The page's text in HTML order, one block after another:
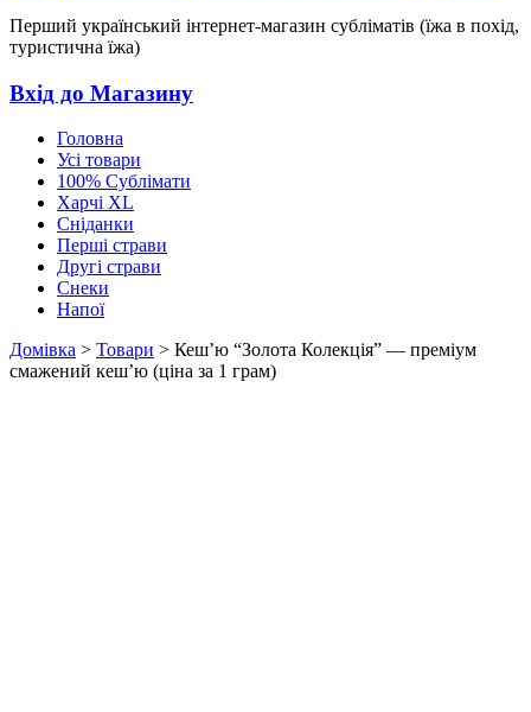
Перший український інтернет-магазин субліматів (їжа в похід,
туристична їжа)
Вхід до Магазину
Головна
Усі товари
100% Сублімати
Харчі XL
Сніданки
Перші страви
Другі страви
Снеки
Напої
Домівка > Товари > Кеш’ю “Золота Колекція” — преміум
смажений кеш’ю (ціна за 1 грам)